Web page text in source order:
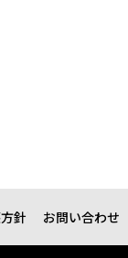
針 お問い合わせ